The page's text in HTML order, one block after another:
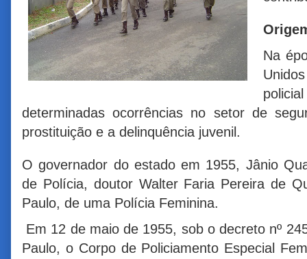
Na
determinadas ocorrências no setor de
prostituição e a delinquência juvenil.
O governador do estado em 1955, Jânio
de Polícia, doutor Walter Faria Pereira de
Paulo, de uma Polícia Feminina.
Em 12 de maio de 1955, sob o decreto nº
Paulo, o Corpo de Policiamento Especial